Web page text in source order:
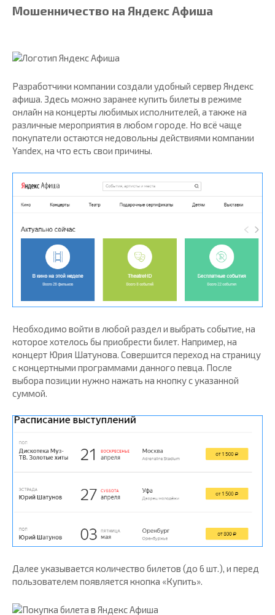
Мошенничество на Яндекс Афиша
Разработчики компании создали удобный сервер Яндекс
афиша. Здесь можно заранее купить билеты в режиме
онлайн на концерты любимых исполнителей, а также на
различные мероприятия в любом городе. Но всё чаще
покупатели остаются недовольны действиями компании
Yandex, на что есть свои причины.
Необходимо войти в любой раздел и выбрать событие, на
которое хотелось бы приобрести билет. Например, на
концерт Юрия Шатунова. Совершится переход на страницу
с концертными программами данного певца. После
выбора позиции нужно нажать на кнопку с указанной
суммой.
Далее указывается количество билетов (до 6 шт.), и перед
пользователем появляется кнопка «Купить».